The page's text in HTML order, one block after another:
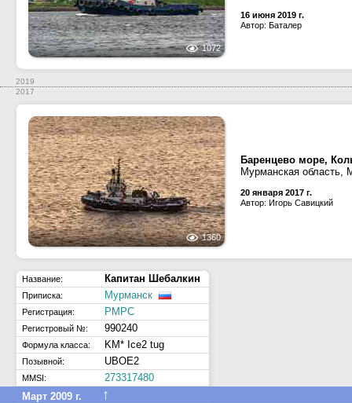
1072
16 июня 2019 г.
Автор: Баталер
2019
2017
1360
Баренцево море,
Мурманская область,
20 января 2017 г.
Автор: Игорь Савицкий
Название: Капитан Шебалкин
Приписка: Мурманск
Регистрация: РМРС
Регистровый №: 990240
Формула класса: KM* Ice2 tug
Позывной: UBOE2
MMSI:
273317480
Март 2009 г.
↑